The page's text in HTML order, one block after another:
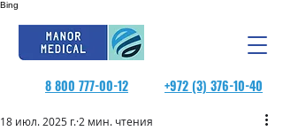
Bing
8 800 777-00-12 +972 (3) 376-10-40
18 июл. 2025 г. 2 мин. чтения